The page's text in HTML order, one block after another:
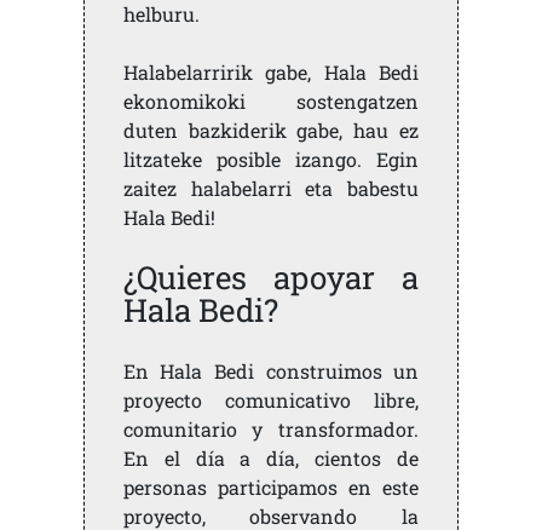
helburu.
Halabelarririk gabe, Hala Bedi
ekonomikoki sostengatzen
duten bazkiderik gabe, hau ez
litzateke posible izango. Egin
zaitez halabelarri eta babestu
Hala Bedi!
¿Quieres apoyar a
Hala Bedi?
En Hala Bedi construimos un
proyecto comunicativo libre,
comunitario y transformador.
En el día a día, cientos de
personas participamos en este
proyecto, observando la